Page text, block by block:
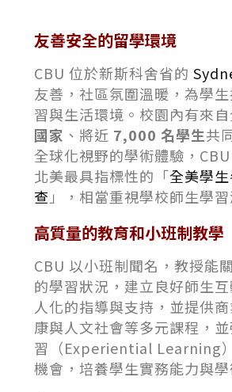
友善安全的留學環境
CBU 位於新斯科舍省的
友善，社區氛圍溫暖，為學
習與生活環境。校園內有來
國家 、將近 7,000 名學生共
全球化視野的學術體驗，
北美最具指標性的「全美學
查 」，相當重視學校師生學習
高質量的教育和小班制教學
CBU 以小班制聞名，教授能
的學習狀況，建立良好師生
人化的指導與支持，並提供
康與人文社會等多元課程，
習（Experiential Learning
機會，培養學生實務能力與學